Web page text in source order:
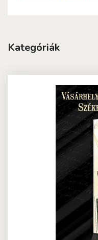
Kategóriák